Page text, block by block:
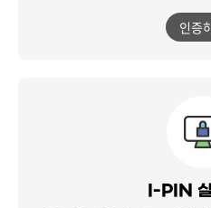
인증
I-PIN